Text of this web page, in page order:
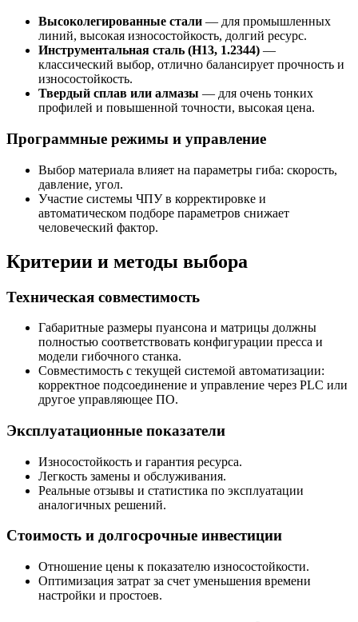
Высоколегированные стали — для промышленных
линий, высокая износостойкость, долгий ресурс.
Инструментальная сталь (H13, 1.2344) —
классический выбор, отлично балансирует прочность и
износостойкость.
Твердый сплав или алмазы — для очень тонких
профилей и повышенной точности, высокая цена.
Программные режимы и управление
Выбор материала влияет на параметры гиба: скорость,
давление, угол.
Участие системы ЧПУ в корректировке и
автоматическом подборе параметров снижает
человеческий фактор.
Критерии и методы выбора
Техническая совместимость
Габаритные размеры пуансона и матрицы должны
полностью соответствовать конфигурации пресса и
модели гибочного станка.
Совместимость с текущей системой автоматизации:
корректное подсоединение и управление через PLC или
другое управляющее ПО.
Эксплуатационные показатели
Износостойкость и гарантия ресурса.
Легкость замены и обслуживания.
Реальные отзывы и статистика по эксплуатации
аналогичных решений.
Стоимость и долгосрочные инвестиции
Отношение цены к показателю износостойкости.
Оптимизация затрат за счет уменьшения времени
настройки и простоев.